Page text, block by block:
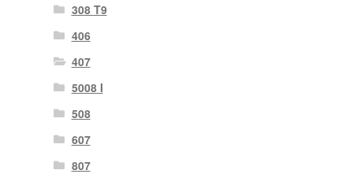
308 T9
406
407
5008 I
508
607
807